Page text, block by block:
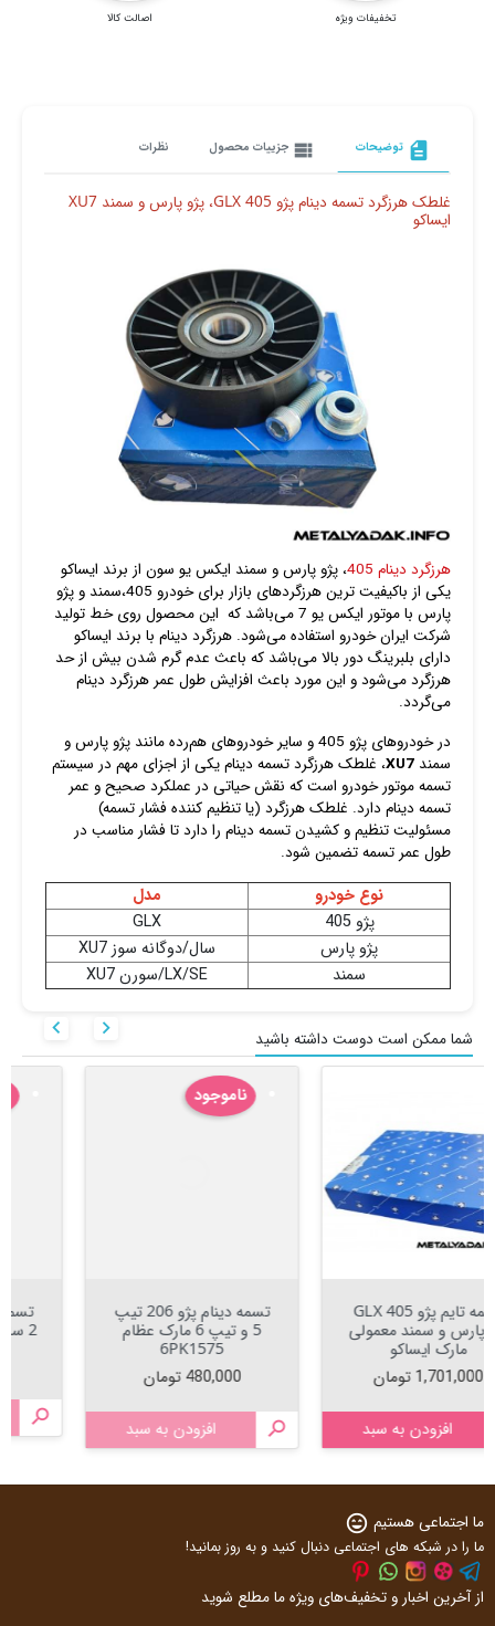
تخفیفات ویژه اصالت کالا
description توضیحات view_list جزییات محصول نظرات
غلطک هرزگرد تسمه دینام پژو 405 GLX، پژو پارس و سمند XU7
ایساکو
هرزگرد دینام 405
، پژو پارس و سمند ایکس یو سون از برند ایساکو
یکی از باکیفیت ترین هرزگردهای بازار برای خودرو 405،سمند و پژو
پارس با موتور ایکس یو 7 می‌باشد که این محصول روی خط تولید
شرکت ایران خودرو استفاده می‌شود. هرزگرد دینام با برند ایساکو
دارای بلبرینگ دور بالا می‌باشد که باعث عدم گرم شدن بیش از حد
هرزگرد می‌شود و این مورد باعث افزایش طول عمر هرزگرد دینام
می‌گردد.
در خودروهای پژو 405 و سایر خودروهای هم‌رده مانند پژو پارس و
سمند XU7، غلطک هرزگرد تسمه دینام یکی از اجزای مهم در سیستم
تسمه موتور خودرو است که نقش حیاتی در عملکرد صحیح و عمر
تسمه دینام دارد. غلطک هرزگرد (یا تنظیم کننده فشار تسمه)
مسئولیت تنظیم و کشیدن تسمه دینام را دارد تا فشار مناسب در
طول عمر تسمه تضمین شود.
نوع خودرو
مدل
پژو 405
GLX
پژو پارس
سال/دوگانه سوز XU7
سمند
LX/SE/سورن XU7
شما ممکن است دوست داشته باشید 
5 و تیپ 6 مارک عظام
6PK1575
قیمت
480,000 تومان
 افزودن به سبد
2 سایز 6PK1565 میتسوبا
قیمت
570,000 تومان
 افزودن به سبد
ناموجود

ما اجتماعی هستیم sentiment_very_satisfied
ما را در شبکه های اجتماعی دنبال کنید و به روز بمانید!
از آخرین اخبار و تخفیف‌های ویژه ما مطلع شوید